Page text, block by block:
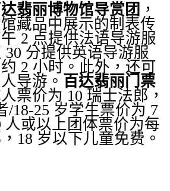
翡丽博物馆导赏团 ，
藏品中展示的制表传
2 点提供法语导游服
30 分提供英语导游服
2 小时。此外，还可
导游。 百达翡丽门票
票价为 10 瑞士法郎，
/18-25 岁学生票价为 7
人或以上团体票价为每
18 岁以下儿童免费。